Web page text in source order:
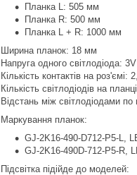
Планка L: 505 мм
Планка R: 500 мм
Планка L + R: 1000 мм
Ширина планок: 18 мм
Напруга одного світлодіода: 3V
Кількість контактів на роз'ємі:
Кількість світлодіодів на
Відстань між світлодіодами
Маркування планок:
GJ-2K16-490-D712-P5-L,
GJ-2K16-490D-712-P5-R,
Підсвітка підійде до моделей: